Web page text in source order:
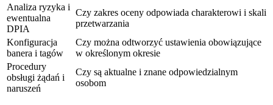
Analiza ryzyka i
ewentualna
DPIA
Czy zakres oceny odpowiada charakterowi i skali
przetwarzania
Konfiguracja
banera i tagów
Czy można odtworzyć ustawienia obowiązujące
w określonym okresie
Procedury
obsługi żądań i
naruszeń
Czy są aktualne i znane odpowiedzialnym
osobom